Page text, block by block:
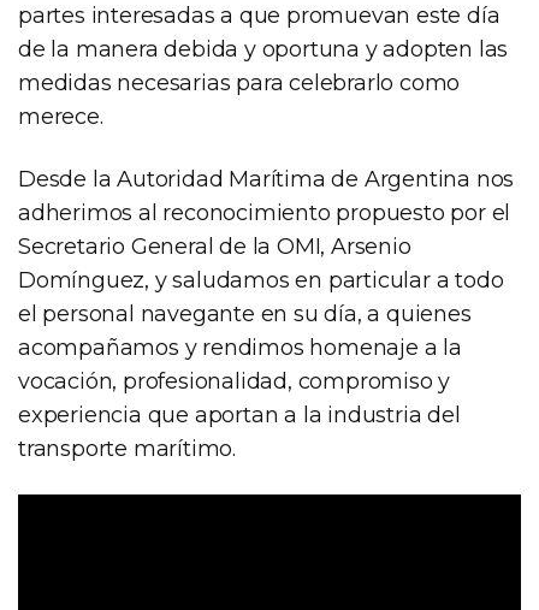
partes interesadas a que promuevan este día
de la manera debida y oportuna y adopten las
medidas necesarias para celebrarlo como
merece.
Desde la Autoridad Marítima de Argentina nos
adherimos al reconocimiento propuesto por el
Secretario General de la OMI, Arsenio
Domínguez, y saludamos en particular a todo
el personal navegante en su día, a quienes
acompañamos y rendimos homenaje a la
vocación, profesionalidad, compromiso y
experiencia que aportan a la industria del
transporte marítimo.